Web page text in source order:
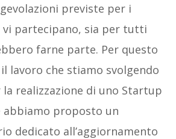
previste per i
vi partecipano, sia per tutti
farne parte. Per questo
lavoro che stiamo svolgendo
realizzazione di uno Startup
abbiamo proposto un
dedicato all’aggiornamento